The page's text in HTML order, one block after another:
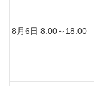
8月6日 8:00～18:00